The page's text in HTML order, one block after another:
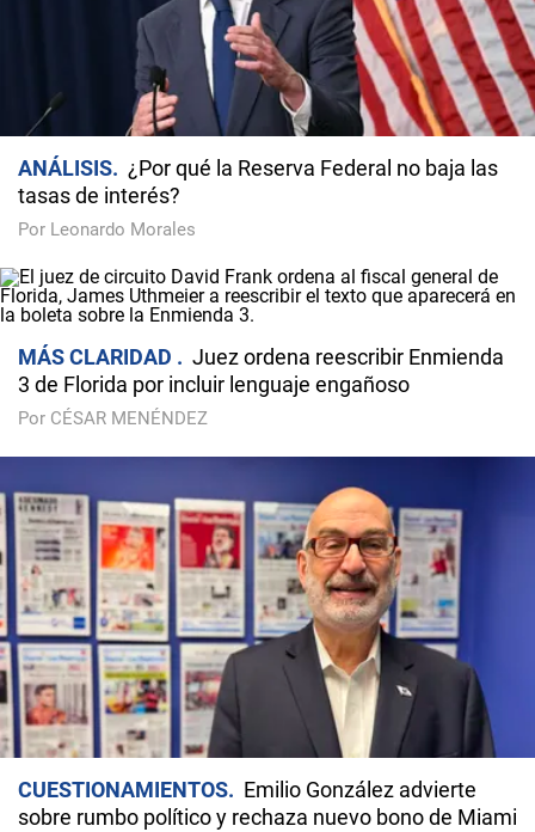
ANÁLISIS
¿Por qué la Reserva Federal no baja las
tasas de interés?
Por Leonardo Morales
MÁS CLARIDAD
Juez ordena reescribir Enmienda
3 de Florida por incluir lenguaje engañoso
Por CÉSAR MENÉNDEZ
CUESTIONAMIENTOS
Emilio González advierte
sobre rumbo político y rechaza nuevo bono de Miami